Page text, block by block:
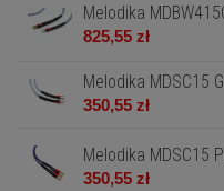
Melodika
825,55 zł
Melodika MDSC15
350,55 zł
Melodika MDSC15
350,55 zł